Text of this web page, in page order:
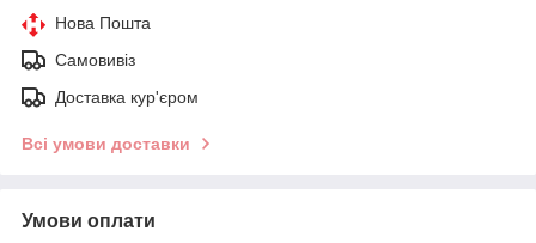
Нова Пошта
Самовивіз
Доставка кур'єром
Всі умови доставки
Умови оплати